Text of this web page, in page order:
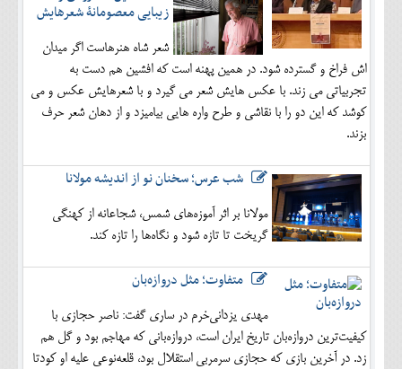
زیبایی معصومانۀ شعرهایش
شعر شاه هنرهاست اگر میدان
اش فراخ و گسترده شود. در همین پهنه است که افشین هم دست به
تجربیاتی می زند. با عکس هایش شعر می گیرد و با شعرهایش عکس و می
کوشد که این دو را با نقاشی و طرح واره هایی بیامیزد و از دهان شعر حرف
بزند.
شب عرس؛ سخنان نو از اندیشه مولانا
مولانا بر اثر آموزه‌های شمس، شجاعانه از کهنگی
گریخت تا تازه شود و نگاه‌ها را تازه کند.
متفاوت؛ مثل دروازه‌بان
مهدی یزدانی‌خرم در ساری گفت: ناصر حجازی با
کیفیت‌ترین دروازه‌بان تاریخ ایران است، دروازه‌بانی که مهاجم بود و گل هم
زد. در آخرین بازی که حجازی سرمربی استقلال بود، قلعه‌نوعی علیه او کودتا